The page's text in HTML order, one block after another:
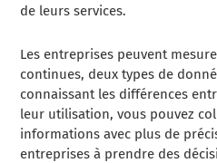
de leurs services.
Les entreprises peuvent
continues, deux types de
connaissant les différences
leur utilisation, vous pouvez
informations avec plus de
entreprises à prendre des